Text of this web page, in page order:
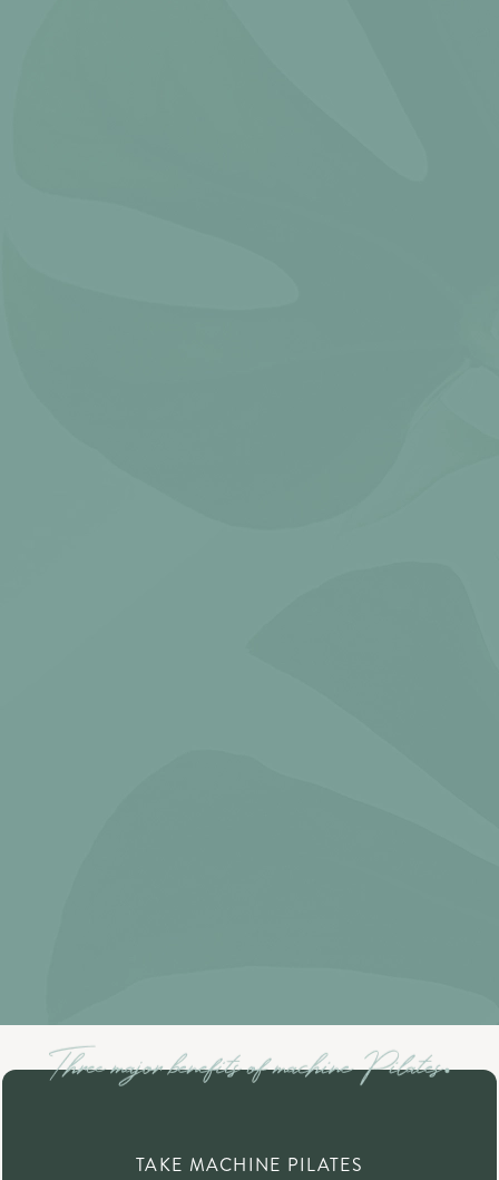
TAKE MACHINE PILATES